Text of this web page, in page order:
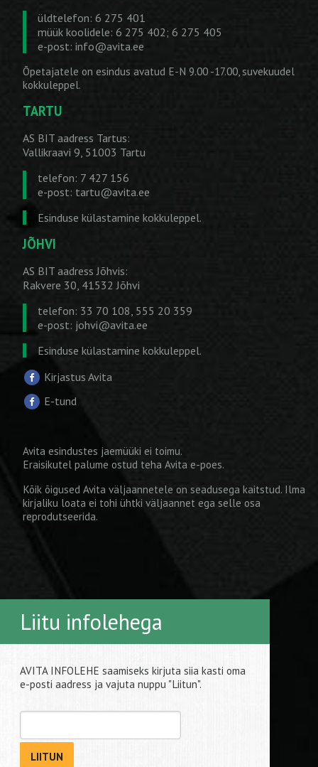
üldtelefon: 6 275 401
müük koolidele: 6 275 402; 6 275 405
e-post: info@avita.ee
Õpetajatele on esindus avatud E-N 9.00 -17.00, suvekuudel
kokkuleppel.
TARTU
AS BIT aadress Tartus:
Vallikraavi 9, 51003 Tartu
telefon: 7 427 156
e-post: tartu@avita.ee
Esinduse külastamine kokkuleppel.
JÕHVI
AS BIT aadress Jõhvis:
Rakvere 30, 41532 Jõhvi
telefon: 33 70 108, 555 20 359
e-post: johvi@avita.ee
Esinduse külastamine kokkuleppel.
Kirjastus Avita
E-tund
Avita esindustes jaemüüki ei toimu.
Eraisikutel palume ostud teha Avita e-poes.
Kõik õigused Avita väljaannetele on seadusega kaitstud. Ilma
kirjaliku loata ei tohi ühtki väljaannet ega selle osa
reprodutseerida.
Liitu infolehega
AVITA INFOLEHE saamiseks kirjuta siia kasti oma
e-posti aadress ja vajuta nuppu "Liitun".
LIITUN